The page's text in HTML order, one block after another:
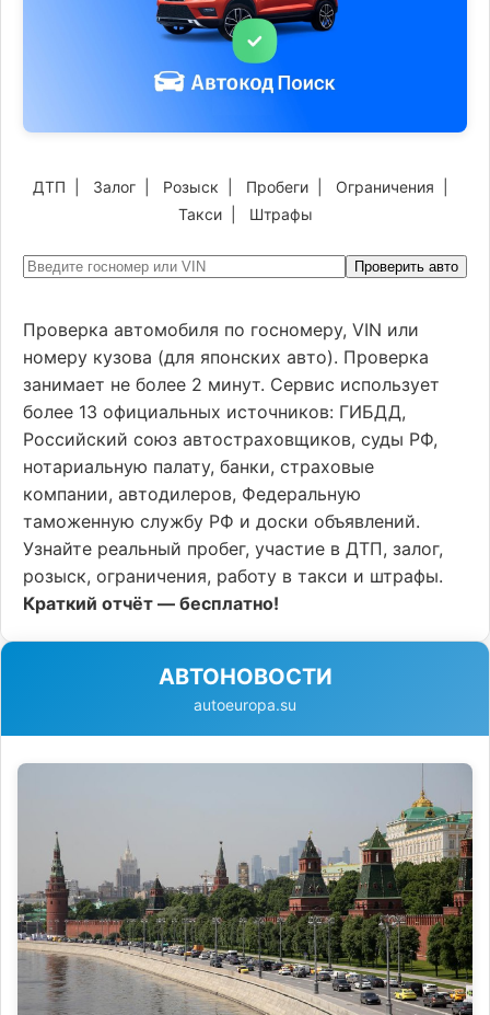
ДТП Залог Розыск Пробеги Ограничения
Такси| Штрафы
Проверить авто
Проверка автомобиля по госномеру, VIN или
номеру кузова (для японских авто). Проверка
занимает не более 2 минут. Сервис использует
более 13 официальных источников: ГИБДД,
Российский союз автостраховщиков, суды РФ,
нотариальную палату, банки, страховые
компании, автодилеров, Федеральную
таможенную службу РФ и доски объявлений.
Узнайте реальный пробег, участие в ДТП, залог,
розыск, ограничения, работу в такси и штрафы.
Краткий отчёт — бесплатно!
АВТОНОВОСТИ
autoeuropa.su